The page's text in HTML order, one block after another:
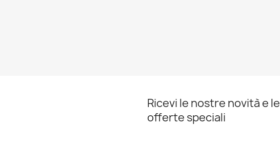
Ricevi le nostre novità e le
offerte speciali